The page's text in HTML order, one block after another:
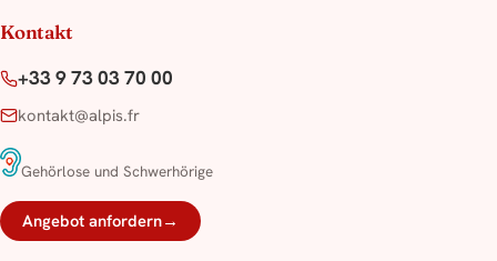
Kontakt
+33 9 73 03 70 00
kontakt@alpis.fr
Gehörlose und Schwerhörige
Angebot anfordern→